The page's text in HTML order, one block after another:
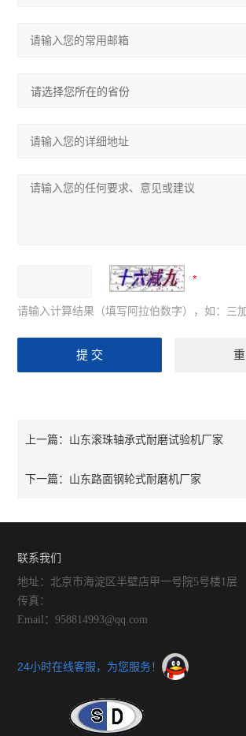
请输入计算结果（填写阿拉伯数字），如：三
上一篇： 山东滚珠轴承式耐磨试验机厂家
下一篇： 山东路面钢轮式耐磨机厂家
联系我们
地址：北京市海淀区半壁店甲一号院5号楼1层
传真：
Email：958814993@qq.com
24小时在线客服，为您服务！